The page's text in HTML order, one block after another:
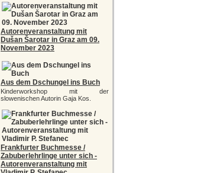
Autorenveranstaltung mit
Dušan Šarotar in Graz am 09.
November 2023
Aus dem Dschungel ins Buch
Kinderworkshop mit der
slowenischen Autorin Gaja Kos.
Frankfurter Buchmesse /
Zabuberlehrlinge unter sich -
Autorenveranstaltung mit